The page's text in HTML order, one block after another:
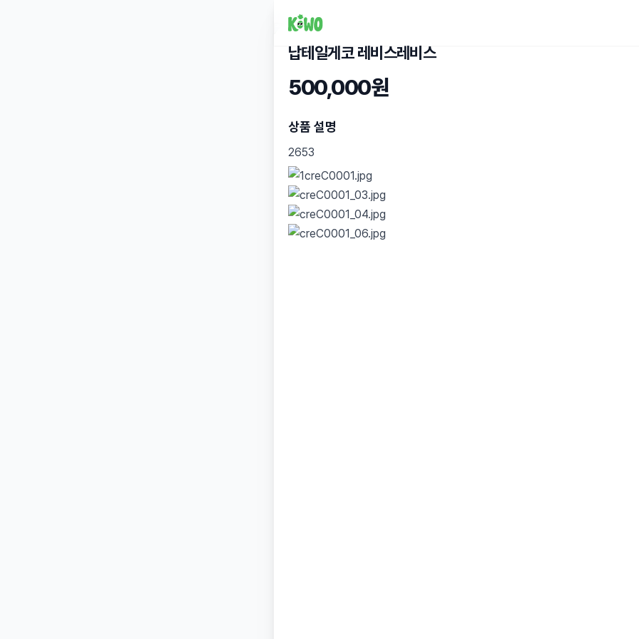
납테일게코 레비스레비스
500,000원
상품 설명
2653